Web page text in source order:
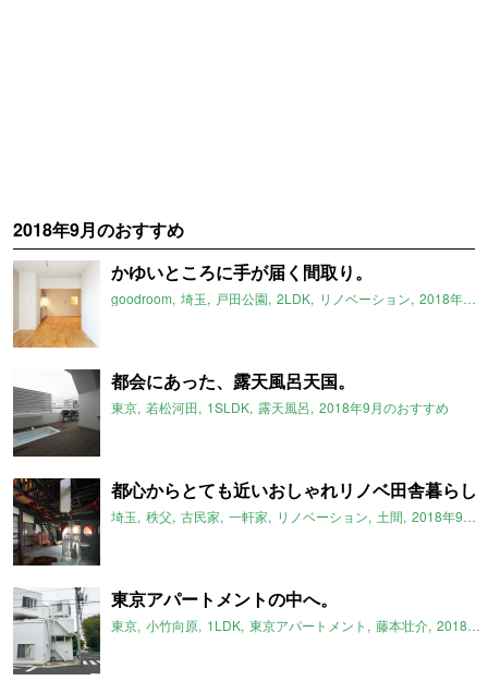
2018年9月のおすすめ
かゆいところに手が届く間取り。
goodroom 埼玉 戸田公園 2LDK リノベーション 2018年9月のおすすめ
都会にあった、露天風呂天国。
東京 若松河田 1SLDK 露天風呂 2018年9月のおすすめ
都心からとても近いおしゃれリノベ田舎暮らし
埼玉 秩父 古民家 一軒家 リノベーション 土間 2018年9月のおすすめ
東京アパートメントの中へ。
東京 小竹向原 1LDK 東京アパートメント 藤本壮介 2018年9月のおすすめ